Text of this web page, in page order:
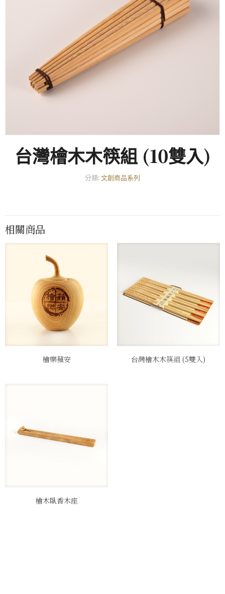
台灣檜木木筷組 (10雙入)
分類:文創商品系列
相關商品
檜樂蘋安 台灣檜木木筷組 (5雙入)
檜木臥香木座